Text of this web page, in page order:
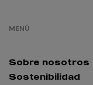
MENÚ
Sobre nosotros
Sostenibilidad